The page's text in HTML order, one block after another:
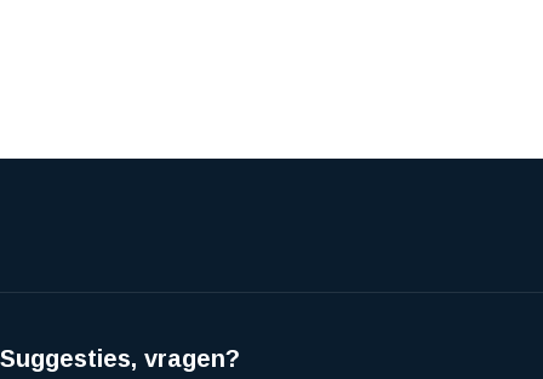
Suggesties, vragen?